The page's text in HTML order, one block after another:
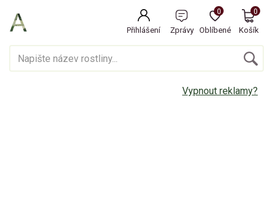
Přihlášení Zprávy Oblíbené
0
Košík
0
Vypnout reklamy?